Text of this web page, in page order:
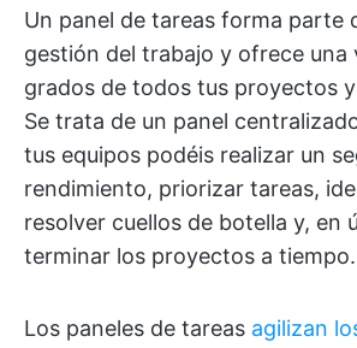
Un panel de tareas forma parte
gestión del trabajo y ofrece una
grados de todos tus proyectos
Se trata de un panel
tus equipos podéis realizar un
rendimiento, priorizar tareas,
resolver cuellos de botella y, en
terminar los proyectos a tiempo.
Los paneles de tareas agilizan